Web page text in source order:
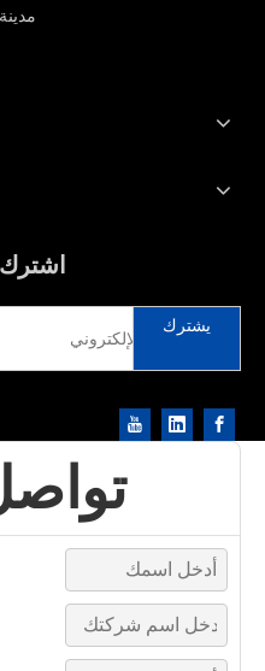
اشترك
يشترك